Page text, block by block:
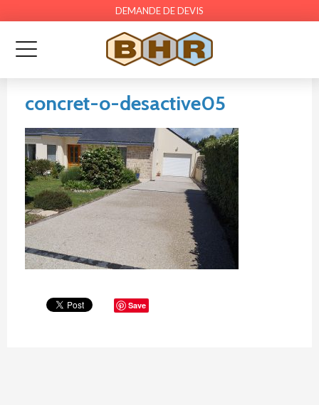
DEMANDE DE DEVIS
concret-o-desactive05
Save